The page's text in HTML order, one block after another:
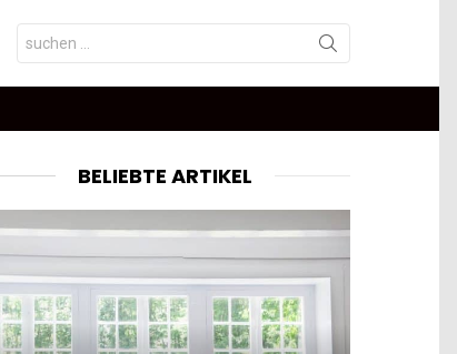
Search
for:
BELIEBTE ARTIKEL